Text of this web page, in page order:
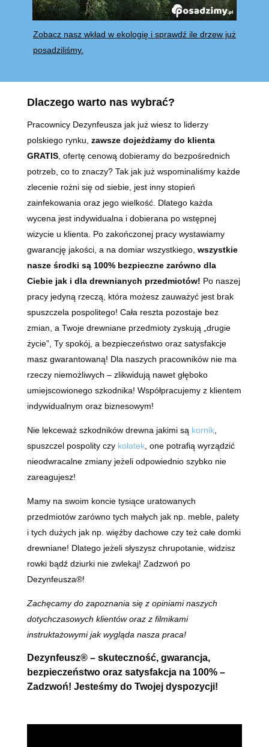
Zobacz nasz wkład w ekologię i sprawdź ile drzew już
posadziliśmy.
Dlaczego warto nas wybrać?
Pracownicy Dezynfeusza jak już wiesz to liderzy
polskiego rynku, zawsze dojeżdżamy do klienta
GRATIS, ofertę cenową dobieramy do bezpośrednich
potrzeb, co to znaczy? Tak jak już wspominaliśmy każde
zlecenie rożni się od siebie, jest inny stopień
zainfekowania oraz jego wielkość. Dlatego każda
wycena jest indywidualna i dobierana po wstępnej
wizycie u klienta. Po zakończonej pracy wystawiamy
gwarancję jakości, a na domiar wszystkiego, wszystkie
nasze środki są 100% bezpieczne zarówno dla
Ciebie jak i dla drewnianych przedmiotów! Po naszej
pracy jedyną rzeczą, która możesz zauważyć jest brak
spuszczela pospolitego! Cała reszta pozostaje bez
zmian, a Twoje drewniane przedmioty zyskują „drugie
życie”, Ty spokój, a bezpieczeństwo oraz satysfakcje
masz gwarantowaną! Dla naszych pracowników nie ma
rzeczy niemożliwych – zlikwidują nawet głęboko
umiejscowionego szkodnika! Współpracujemy z klientem
indywidualnym oraz biznesowym!
Nie lekceważ szkodników drewna jakimi są kornik,
spuszczel pospolity czy kołatek, one potrafią wyrządzić
nieodwracalne zmiany jeżeli odpowiednio szybko nie
zareagujesz!
Mamy na swoim koncie tysiące uratowanych
przedmiotów zarówno tych małych jak np. meble, palety
i tych dużych jak np. więźby dachowe czy też całe domki
drewniane! Dlatego jeżeli słyszysz chrupotanie, widzisz
rowki bądź dziurki nie zwlekaj! Zadzwoń po
Dezynfeusza®!
Zachęcamy do zapoznania się z opiniami naszych
dotychczasowych klientów oraz z filmikami
instruktażowymi jak wygląda nasza praca!
Dezynfeusz® – skuteczność, gwarancja,
bezpieczeństwo oraz satysfakcja na 100% –
Zadzwoń! Jesteśmy do Twojej dyspozycji!